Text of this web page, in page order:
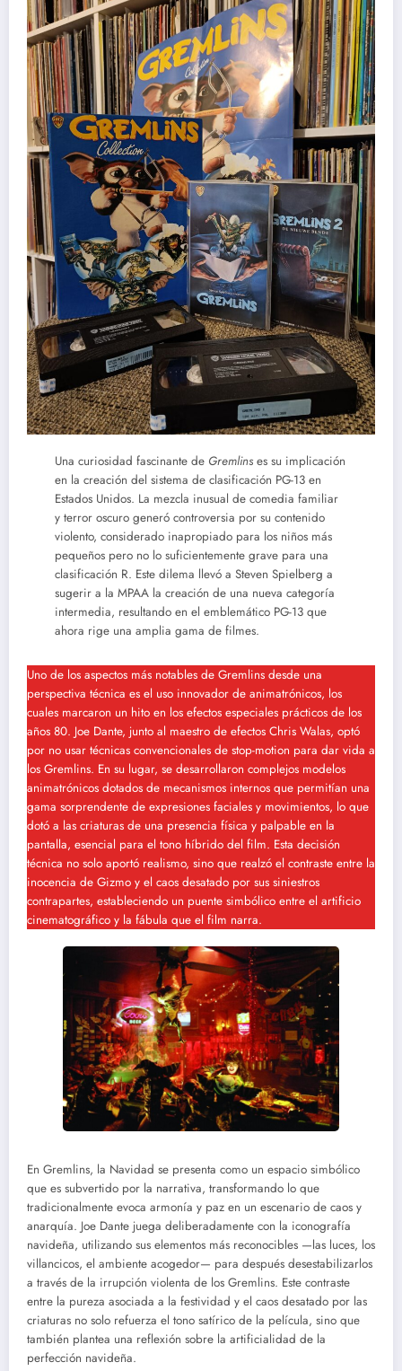
Una curiosidad fascinante de Gremlins es su implicación
en la creación del sistema de clasificación PG-13 en
Estados Unidos. La mezcla inusual de comedia familiar
y terror oscuro generó controversia por su contenido
violento, considerado inapropiado para los niños más
pequeños pero no lo suficientemente grave para una
clasificación R. Este dilema llevó a Steven Spielberg a
sugerir a la MPAA la creación de una nueva categoría
intermedia, resultando en el emblemático PG-13 que
ahora rige una amplia gama de filmes.
Uno de los aspectos más notables de Gremlins desde una
perspectiva técnica es el uso innovador de animatrónicos, los
cuales marcaron un hito en los efectos especiales prácticos de los
años 80. Joe Dante, junto al maestro de efectos Chris Walas, optó
por no usar técnicas convencionales de stop-motion para dar vida a
los Gremlins. En su lugar, se desarrollaron complejos modelos
animatrónicos dotados de mecanismos internos que permitían una
gama sorprendente de expresiones faciales y movimientos, lo que
dotó a las criaturas de una presencia física y palpable en la
pantalla, esencial para el tono híbrido del film. Esta decisión
técnica no solo aportó realismo, sino que realzó el contraste entre la
inocencia de Gizmo y el caos desatado por sus siniestros
contrapartes, estableciendo un puente simbólico entre el artificio
cinematográfico y la fábula que el film narra.
En Gremlins, la Navidad se presenta como un espacio simbólico
que es subvertido por la narrativa, transformando lo que
tradicionalmente evoca armonía y paz en un escenario de caos y
anarquía. Joe Dante juega deliberadamente con la iconografía
navideña, utilizando sus elementos más reconocibles —las luces, los
villancicos, el ambiente acogedor— para después desestabilizarlos
a través de la irrupción violenta de los Gremlins. Este contraste
entre la pureza asociada a la festividad y el caos desatado por las
criaturas no solo refuerza el tono satírico de la película, sino que
también plantea una reflexión sobre la artificialidad de la
perfección navideña.